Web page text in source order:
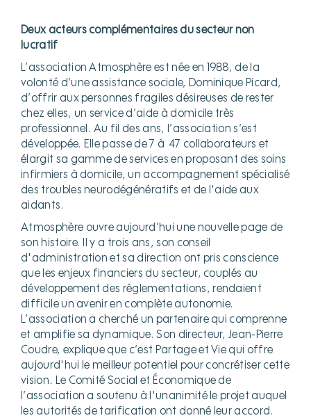
Deux acteurs complémentaires du secteur non
lucratif
L’association Atmosphère est née en 1988, de la
volonté d’une assistance sociale, Dominique Picard,
d’offrir aux personnes fragiles désireuses de rester
chez elles, un service d’aide à domicile très
professionnel. Au fil des ans, l’association s’est
développée. Elle passe de 7 à 47 collaborateurs et
élargit sa gamme de services en proposant des soins
infirmiers à domicile, un accompagnement spécialisé
des troubles neurodégénératifs et de l'aide aux
aidants.
Atmosphère ouvre aujourd’hui une nouvelle page de
son histoire. Il y a trois ans, son conseil
d'administration et sa direction ont pris conscience
que les enjeux financiers du secteur, couplés au
développement des règlementations, rendaient
difficile un avenir en complète autonomie.
L’association a cherché un partenaire qui comprenne
et amplifie sa dynamique. Son directeur, Jean-Pierre
Coudre, explique que c’est Partage et Vie qui offre
aujourd'hui le meilleur potentiel pour concrétiser cette
vision. Le Comité Social et Économique de
l’association a soutenu à l'unanimité le projet auquel
les autorités de tarification ont donné leur accord.